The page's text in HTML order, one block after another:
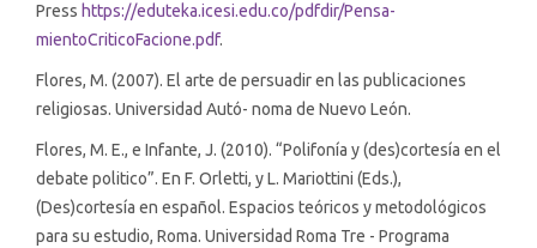
Press https://eduteka.icesi.edu.co/pdfdir/Pensa-
mientoCriticoFacione.pdf.
Flores, M. (2007). El arte de persuadir en las publicaciones
religiosas. Universidad Autó- noma de Nuevo León.
Flores, M. E., e Infante, J. (2010). “Polifonía y (des)cortesía en el
debate politico”. En F. Orletti, y L. Mariottini (Eds.),
(Des)cortesía en español. Espacios teóricos y metodológicos
para su estudio, Roma. Universidad Roma Tre - Programa